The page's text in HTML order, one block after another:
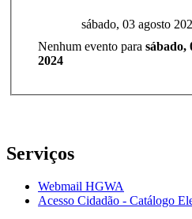
sábado, 03 agosto
Nenhum evento para sábado,
2024
Serviços
Webmail HGWA
Acesso Cidadão - Catálogo